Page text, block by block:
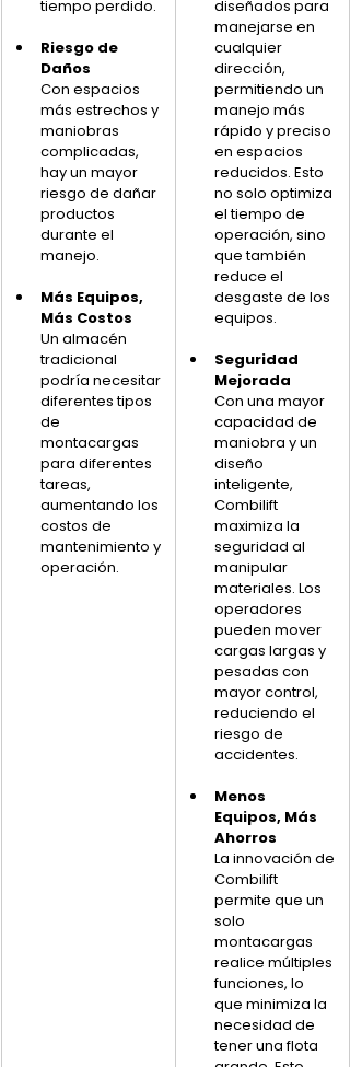
tiempo perdido.
Riesgo de
Daños
Con espacios
más estrechos y
maniobras
complicadas,
hay un mayor
riesgo de dañar
productos
durante el
manejo.
Más Equipos,
Más Costos
Un almacén
tradicional
podría necesitar
diferentes tipos
de
montacargas
para diferentes
tareas,
aumentando los
costos de
mantenimiento y
operación.
diseñados para
manejarse en
cualquier
dirección,
permitiendo un
manejo más
rápido y preciso
en espacios
reducidos. Esto
no solo optimiza
el tiempo de
operación, sino
que también
reduce el
desgaste de los
equipos.
Seguridad
Mejorada
Con una mayor
capacidad de
maniobra y un
diseño
inteligente,
Combilift
maximiza la
seguridad al
manipular
materiales. Los
operadores
pueden mover
cargas largas y
pesadas con
mayor control,
reduciendo el
riesgo de
accidentes.
Menos
Equipos, Más
Ahorros
La innovación de
Combilift
permite que un
solo
montacargas
realice múltiples
funciones, lo
que minimiza la
necesidad de
tener una flota